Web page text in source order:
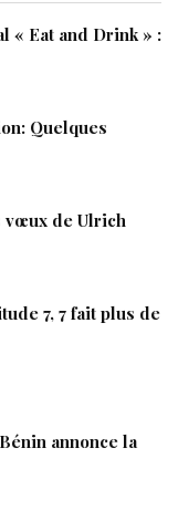
« Eat and Drink » :
Quelques
vœux de Ulrich
7, 7 fait plus de
annonce la